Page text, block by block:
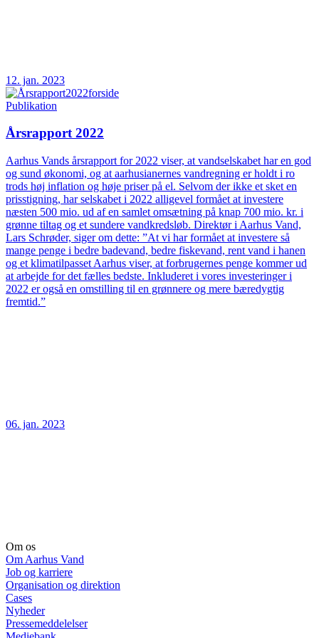
12. jan. 2023
Publikation
Årsrapport 2022
Aarhus Vands årsrapport for 2022 viser, at vandselskabet har en god
og sund økonomi, og at aarhusianernes vandregning er holdt i ro
trods høj inflation og høje priser på el. Selvom der ikke et sket en
prisstigning, har selskabet i 2022 alligevel formået at investere
næsten 500 mio. ud af en samlet omsætning på knap 700 mio. kr. i
grønne tiltag og et sundere vandkredsløb. Direktør i Aarhus Vand,
Lars Schrøder, siger om dette: ”At vi har formået at investere så
mange penge i bedre badevand, bedre fiskevand, rent vand i hanen
og et klimatilpasset Aarhus viser, at forbrugernes penge kommer ud
at arbejde for det fælles bedste. Inkluderet i vores investeringer i
2022 er også en omstilling til en grønnere og mere bæredygtig
fremtid.”
06. jan. 2023
Om os
Om Aarhus Vand
Job og karriere
Organisation og direktion
Cases
Nyheder
Pressemeddelelser